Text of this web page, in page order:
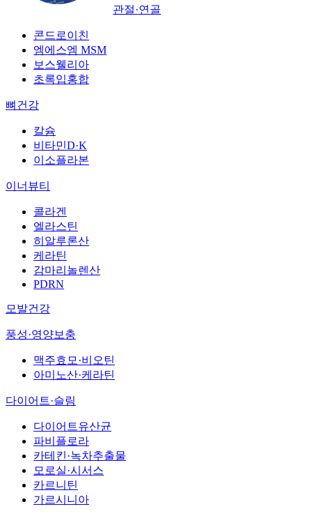
관절·연골
콘드로이친
엠에스엠 MSM
보스웰리아
초록입홍합
뼈건강
칼슘
비타민D·K
이소플라본
이너뷰티
콜라겐
엘라스틴
히알루론산
케라틴
감마리놀렌산
PDRN
모발건강
풍성·영양보충
맥주효모·비오틴
아미노산·케라틴
다이어트·슬림
다이어트유산균
파비플로라
카테킨·녹차추출물
모로실·시서스
카르니틴
가르시니아